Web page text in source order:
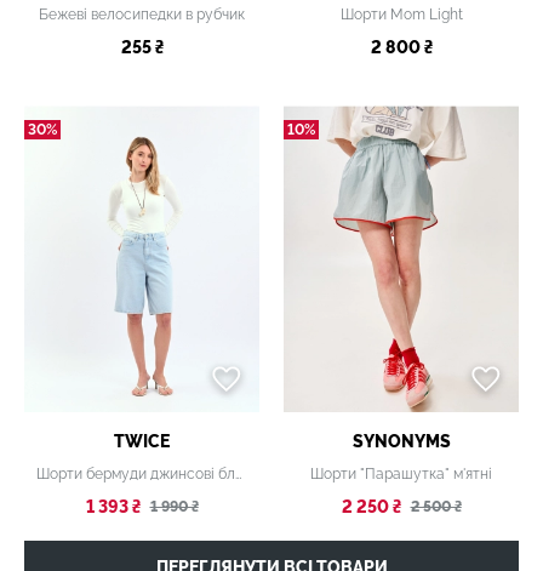
Бежеві велосипедки в рубчик
255 ₴
Шорти Mom Light
2 800 ₴
30%
TWICE
Шорти бермуди джинсові блакитні
1 393 ₴ 1 990 ₴
10%
SYNONYMS
Шорти "Парашутка" м'ятні
2 250 ₴ 2 500 ₴